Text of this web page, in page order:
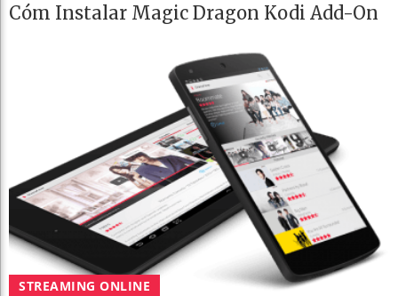
Cóm Instalar Magic Dragon Kodi Add-On
STREAMING ONLINE